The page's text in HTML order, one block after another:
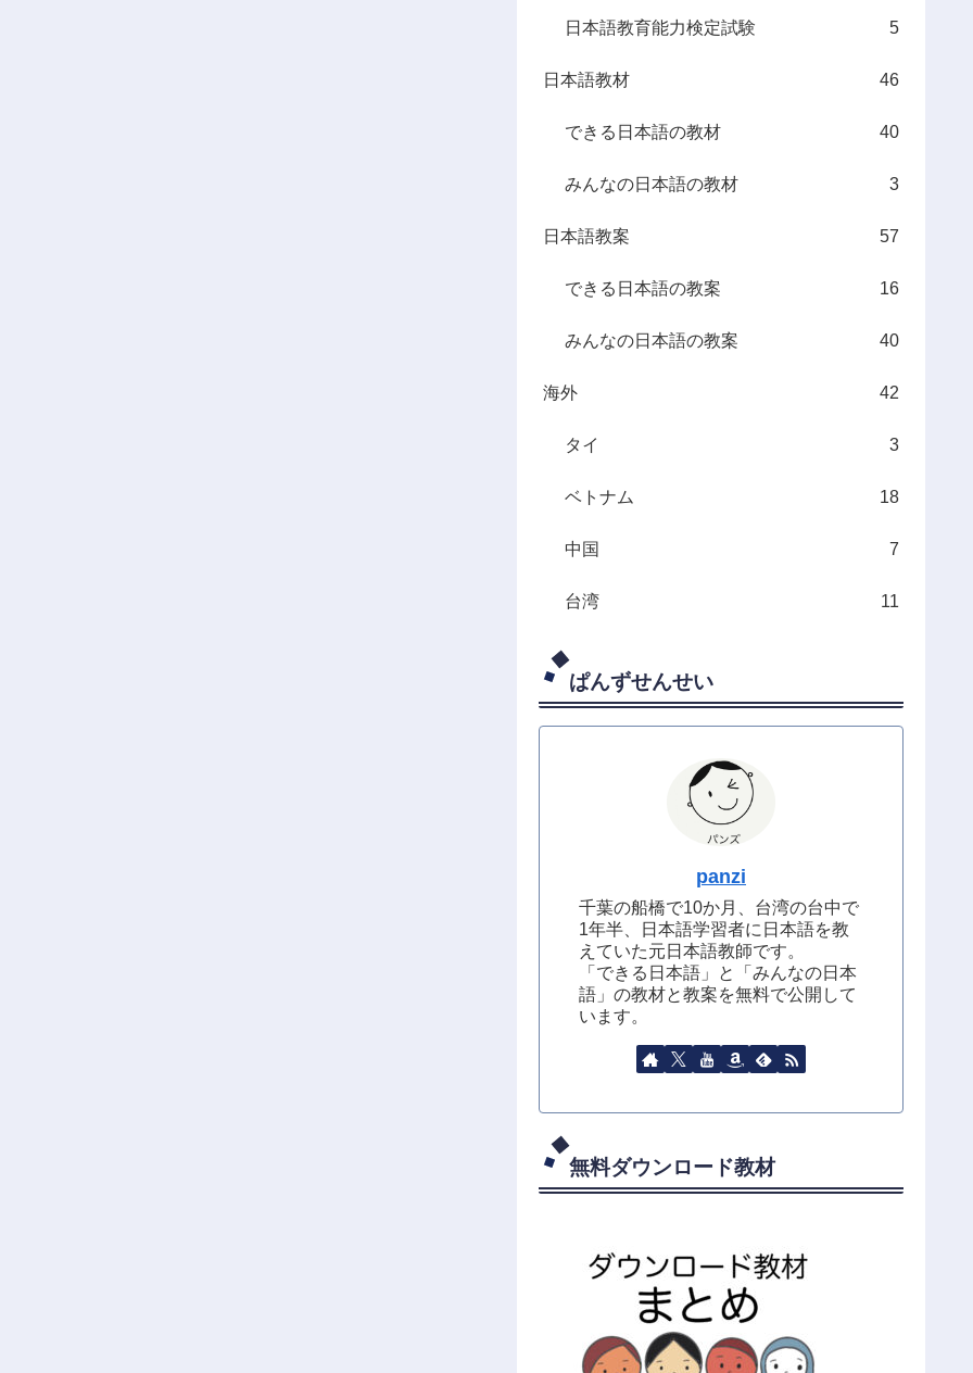
日本語教育能力検定試験 5
日本語教材 46
できる日本語の教材 40
みんなの日本語の教材 3
日本語教案 57
できる日本語の教案 16
みんなの日本語の教案 40
海外 42
タイ 3
ベトナム 18
中国 7
台湾 11
ぱんずせんせい
panzi
千葉の船橋で10か月、台湾の台中で
1年半、日本語学習者に日本語を教
えていた元日本語教師です。
「できる日本語」と「みんなの日本
語」の教材と教案を無料で公開して
います。
無料ダウンロード教材